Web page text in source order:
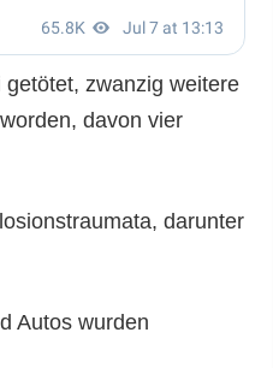
zwanzig weitere
davon vier
darunter
Autos wurden